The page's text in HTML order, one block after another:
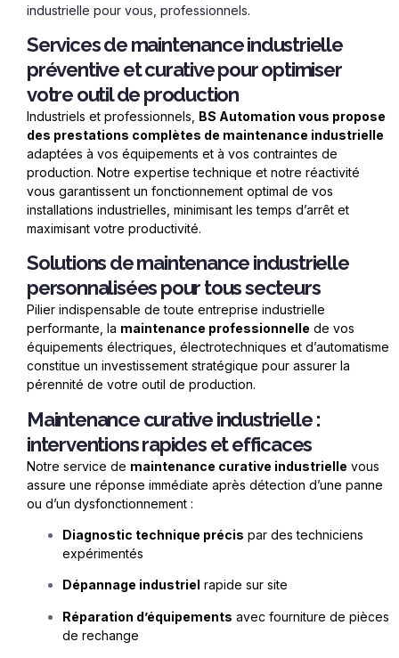
industrielle pour vous, professionnels.
Services de maintenance industrielle
préventive et curative pour optimiser
votre outil de production
Industriels et professionnels, BS Automation vous propose
des prestations complètes de maintenance industrielle
adaptées à vos équipements et à vos contraintes de
production. Notre expertise technique et notre réactivité
vous garantissent un fonctionnement optimal de vos
installations industrielles, minimisant les temps d’arrêt et
maximisant votre productivité.
Solutions de maintenance industrielle
personnalisées pour tous secteurs
Pilier indispensable de toute entreprise industrielle
performante, la maintenance professionnelle de vos
équipements électriques, électrotechniques et d’automatisme
constitue un investissement stratégique pour assurer la
pérennité de votre outil de production.
Maintenance curative industrielle :
interventions rapides et efficaces
Notre service de maintenance curative industrielle vous
assure une réponse immédiate après détection d’une panne
ou d’un dysfonctionnement :
Diagnostic technique précis par des techniciens
expérimentés
Dépannage industriel rapide sur site
Réparation d’équipements avec fourniture de pièces
de rechange